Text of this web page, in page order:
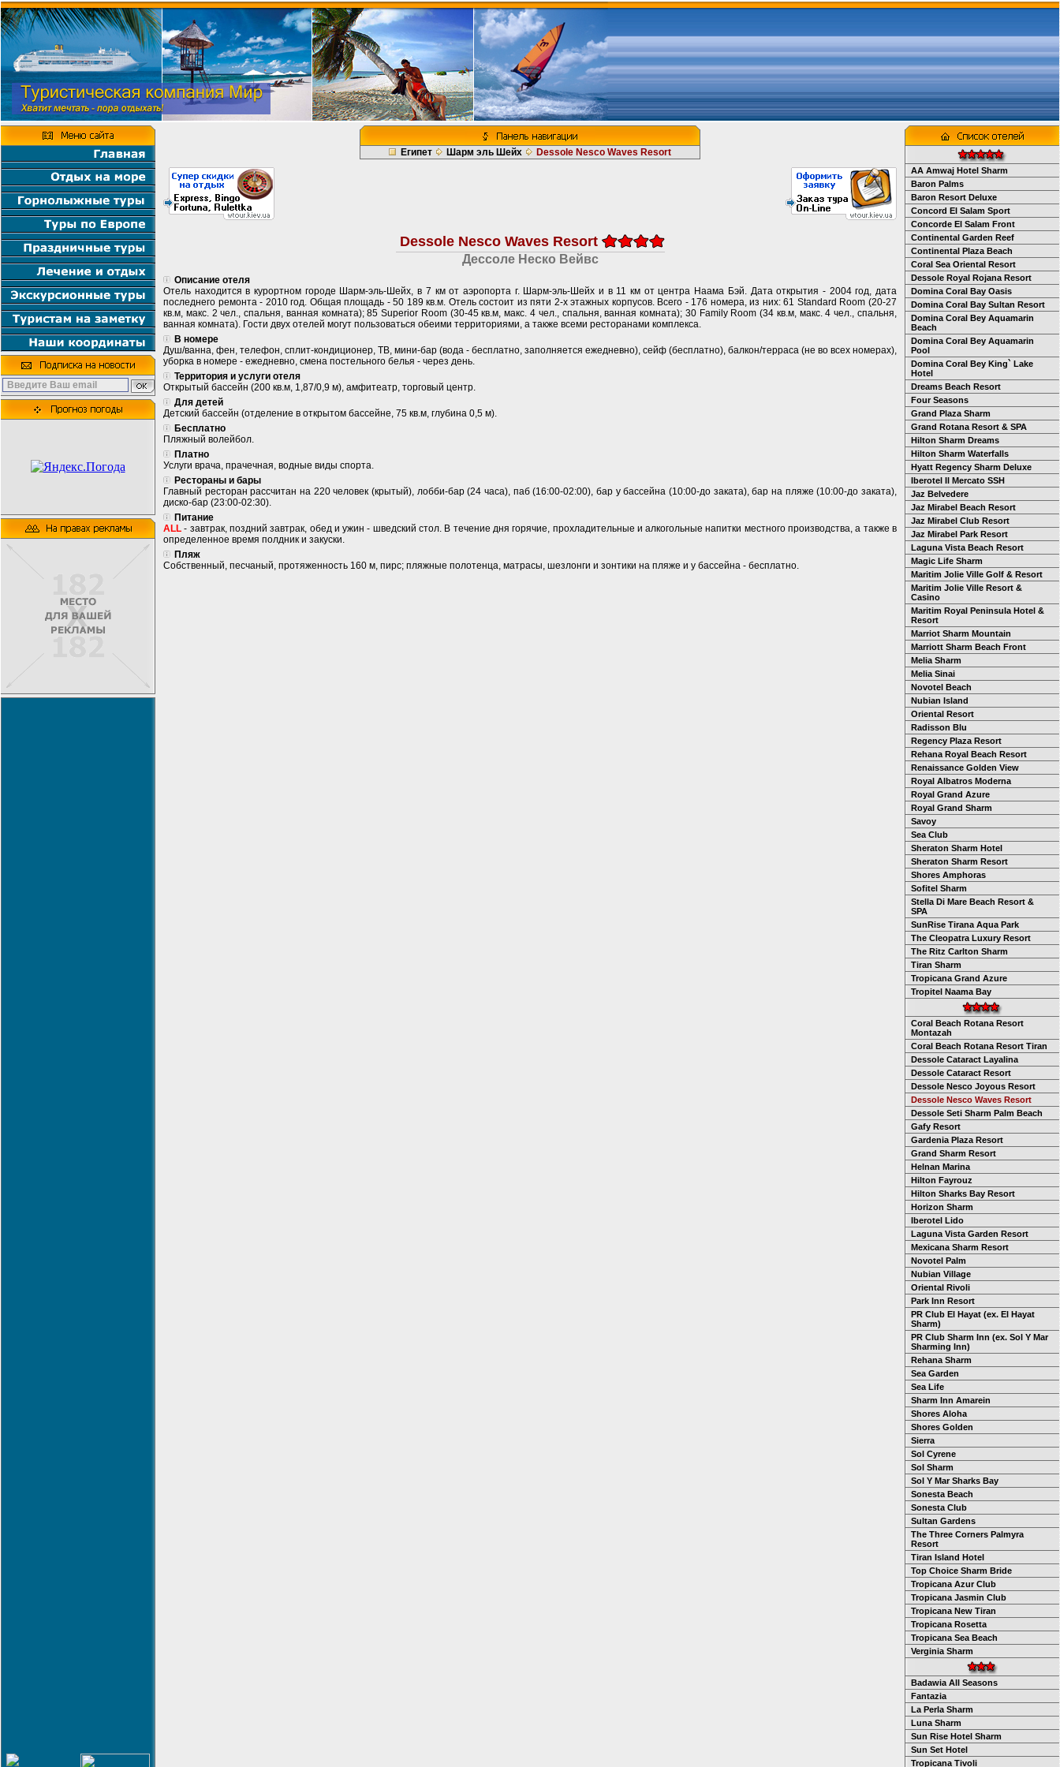
Египет Шарм эль Шейх Dessole Nesco Waves Resort
Dessole Nesco Waves Resort
Дессоле Неско Вейвс
Описание отеля
Отель находится в курортном городе Шарм-эль-Шейх, в 7 км от аэропорта г. Шарм-эль-Шейх и в 11 км от центра Наама Бэй. Дата открытия - 2004 год, дата
последнего ремонта - 2010 год. Общая площадь - 50 189 кв.м. Отель состоит из пяти 2-х этажных корпусов. Всего - 176 номера, из них: 61 Standard Room (20-27
кв.м, макс. 2 чел., спальня, ванная комната); 85 Superior Room (30-45 кв.м, макс. 4 чел., спальня, ванная комната); 30 Family Room (34 кв.м, макс. 4 чел., спальня,
ванная комната). Гости двух отелей могут пользоваться обеими территориями, а также всеми ресторанами комплекса.
В номере
Душ/ванна, фен, телефон, сплит-кондиционер, ТВ, мини-бар (вода - бесплатно, заполняется ежедневно), сейф (бесплатно), балкон/терраса (не во всех номерах),
уборка в номере - ежедневно, смена постельного белья - через день.
Территория и услуги отеля
Открытый бассейн (200 кв.м, 1,87/0,9 м), амфитеатр, торговый центр.
Для детей
Детский бассейн (отделение в открытом бассейне, 75 кв.м, глубина 0,5 м).
Бесплатно
Пляжный волейбол.
Платно
Услуги врача, прачечная, водные виды спорта.
Рестораны и бары
Главный ресторан рассчитан на 220 человек (крытый), лобби-бар (24 часа), паб (16:00-02:00), бар у бассейна (10:00-до заката), бар на пляже (10:00-до заката),
диско-бар (23:00-02:30).
Питание
ALL - завтрак, поздний завтрак, обед и ужин - шведский стол. В течение дня горячие, прохладительные и алкогольные напитки местного производства, а также в
определенное время полдник и закуски.
Пляж
Собственный, песчаный, протяженность 160 м, пирс; пляжные полотенца, матрасы, шезлонги и зонтики на пляже и у бассейна - бесплатно.
AA Amwaj Hotel Sharm
Baron Palms
Baron Resort Deluxe
Concord El Salam Sport
Concorde El Salam Front
Continental Garden Reef
Continental Plaza Beach
Coral Sea Oriental Resort
Dessole Royal Rojana Resort
Domina Coral Bay Oasis
Domina Coral Bay Sultan Resort
Domina Coral Bey Aquamarin
Beach
Domina Coral Bey Aquamarin
Pool
Domina Coral Bey King` Lake
Hotel
Dreams Beach Resort
Four Seasons
Grand Plaza Sharm
Grand Rotana Resort & SPA
Hilton Sharm Dreams
Hilton Sharm Waterfalls
Hyatt Regency Sharm Deluxe
Iberotel Il Mercato SSH
Jaz Belvedere
Jaz Mirabel Beach Resort
Jaz Mirabel Club Resort
Jaz Mirabel Park Resort
Laguna Vista Beach Resort
Magic Life Sharm
Maritim Jolie Ville Golf & Resort
Maritim Jolie Ville Resort &
Casino
Maritim Royal Peninsula Hotel &
Resort
Marriot Sharm Mountain
Marriott Sharm Beach Front
Melia Sharm
Melia Sinai
Novotel Beach
Nubian Island
Oriental Resort
Radisson Blu
Regency Plaza Resort
Rehana Royal Beach Resort
Renaissance Golden View
Royal Albatros Moderna
Royal Grand Azure
Royal Grand Sharm
Savoy
Sea Club
Sheraton Sharm Hotel
Sheraton Sharm Resort
Shores Amphoras
Sofitel Sharm
Stella Di Mare Beach Resort &
SPA
SunRise Tirana Aqua Park
The Cleopatra Luxury Resort
The Ritz Carlton Sharm
Tiran Sharm
Tropicana Grand Azure
Tropitel Naama Bay
Coral Beach Rotana Resort
Montazah
Coral Beach Rotana Resort Tiran
Dessole Cataract Layalina
Dessole Cataract Resort
Dessole Nesco Joyous Resort
Dessole Nesco Waves Resort
Dessole Seti Sharm Palm Beach
Gafy Resort
Gardenia Plaza Resort
Grand Sharm Resort
Helnan Marina
Hilton Fayrouz
Hilton Sharks Bay Resort
Horizon Sharm
Iberotel Lido
Laguna Vista Garden Resort
Mexicana Sharm Resort
Novotel Palm
Nubian Village
Oriental Rivoli
Park Inn Resort
PR Club El Hayat (ex. El Hayat
Sharm)
PR Club Sharm Inn (ex. Sol Y Mar
Sharming Inn)
Rehana Sharm
Sea Garden
Sea Life
Sharm Inn Amarein
Shores Aloha
Shores Golden
Sierra
Sol Cyrene
Sol Sharm
Sol Y Mar Sharks Bay
Sonesta Beach
Sonesta Club
Sultan Gardens
The Three Corners Palmyra
Resort
Tiran Island Hotel
Top Choice Sharm Bride
Tropicana Azur Club
Tropicana Jasmin Club
Tropicana New Tiran
Tropicana Rosetta
Tropicana Sea Beach
Verginia Sharm
Badawia All Seasons
Fantazia
La Perla Sharm
Luna Sharm
Sun Rise Hotel Sharm
Sun Set Hotel
Tropicana Tivoli